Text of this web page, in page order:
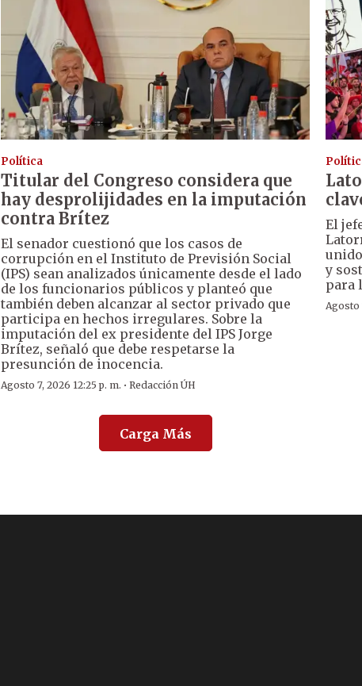
Política
Titular del Congreso considera que
hay desprolijidades en la imputación
contra Brítez
El senador cuestionó que los casos de
corrupción en el Instituto de Previsión Social
(IPS) sean analizados únicamente desde el lado
de los funcionarios públicos y planteó que
también deben alcanzar al sector privado que
participa en hechos irregulares. Sobre la
imputación del ex presidente del IPS Jorge
Brítez, señaló que debe respetarse la
presunción de inocencia.
Agosto 7, 2026 12:25 p. m. ·Redacción ÚH
El
y
para
Agosto
Carga Más